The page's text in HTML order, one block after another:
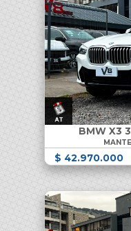
BMW X3
$ 42.970.000